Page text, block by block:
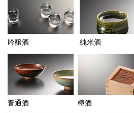
吟醸酒 純米酒
普通酒 樽酒